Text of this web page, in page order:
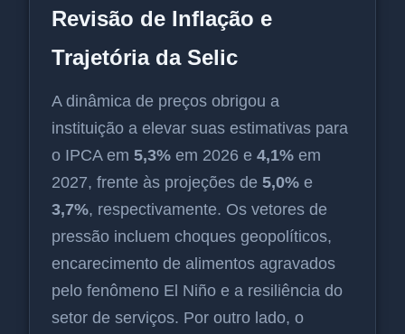
Revisão de Inflação e
Trajetória da Selic
A dinâmica de preços obrigou a
instituição a elevar suas estimativas para
o IPCA em 5,3% em 2026 e 4,1% em
2027, frente às projeções de 5,0% e
3,7%, respectivamente. Os vetores de
pressão incluem choques geopolíticos,
encarecimento de alimentos agravados
pelo fenômeno El Niño e a resiliência do
setor de serviços. Por outro lado, o